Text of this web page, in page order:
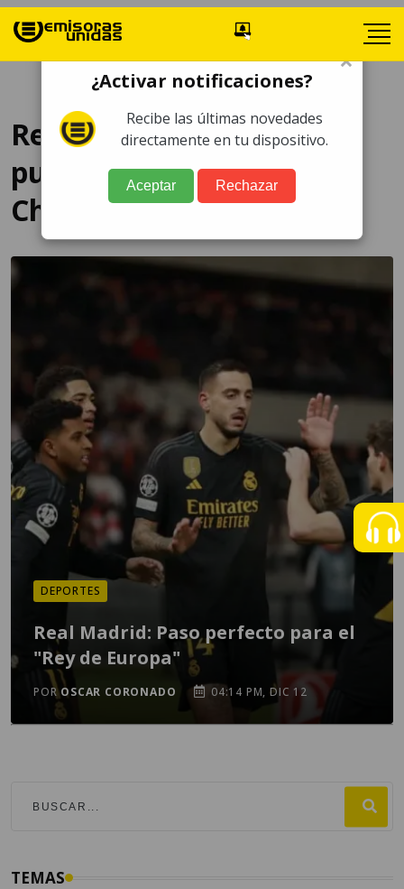
Real Madrid con
puntuación perfecta en
Champions League
DEPORTES
Real Madrid: Paso perfecto para el
"Rey de Europa"
POROSCAR CORONADO 04:14 PM, DIC 12
TEMAS
×
¿Activar notificaciones?
Recibe las últimas novedades
directamente en tu dispositivo.
Aceptar Rechazar